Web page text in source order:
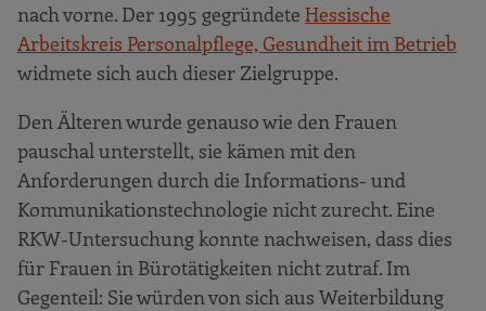
nach vorne. Der 1995 gegründete Hessische
Arbeitskreis Personalpflege, Gesundheit im Betrieb
widmete sich auch dieser Zielgruppe.
Den Älteren wurde genauso wie den Frauen
pauschal unterstellt, sie kämen mit den
Anforderungen durch die Informations- und
Kommunikationstechnologie nicht zurecht. Eine
RKW-Untersuchung konnte nachweisen, dass dies
für Frauen in Bürotätigkeiten nicht zutraf. Im
Gegenteil: Sie würden von sich aus Weiterbildung